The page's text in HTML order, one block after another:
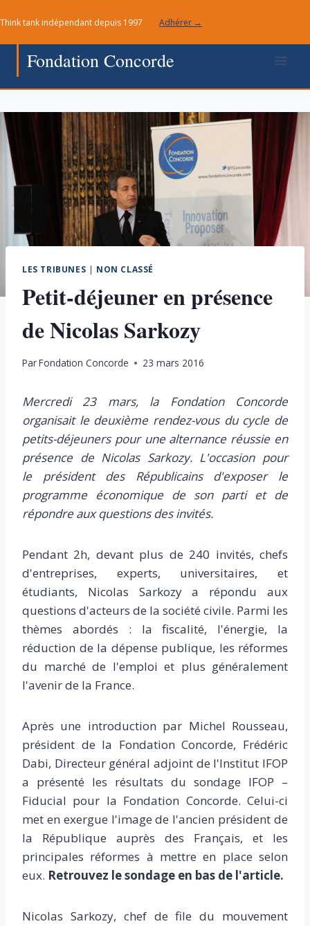
au
contenu
Think tank indépendant depuis 1997 Adhérer →
Fondation Concorde
LES TRIBUNES | NON CLASSÉ
Petit-déjeuner en présence
de Nicolas Sarkozy
ParFondation Concorde 23 mars 2016
Mercredi 23 mars, la Fondation Concorde
organisait le deuxième rendez-vous du cycle de
petits-déjeuners pour une alternance réussie en
présence de Nicolas Sarkozy. L'occasion pour
le
président des Républicains d'exposer le
programme économique de son parti et de
répondre aux questions des invités.
Pendant 2h, devant plus de 240 invités, chefs
d'entreprises, experts, universitaires, et
étudiants, Nicolas Sarkozy a répondu aux
questions d'acteurs de la société civile. Parmi les
thèmes abordés : la fiscalité, l'énergie, la
réduction de la dépense publique, les réformes
du marché de l'emploi et plus généralement
l'avenir de la France.
Après une introduction par Michel Rousseau,
président de la Fondation Concorde, Frédéric
Dabi, Directeur général adjoint de l'Institut IFOP
a présenté les résultats du sondage IFOP –
Fiducial pour la Fondation Concorde. Celui-ci
met en exergue l'image de l'ancien président de
la République auprès des Français, et les
principales réformes à mettre en place selon
eux. Retrouvez le sondage en bas de l'article.
Nicolas Sarkozy, chef de file du mouvement